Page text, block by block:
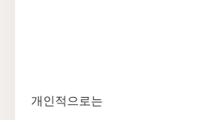
개인적으로는